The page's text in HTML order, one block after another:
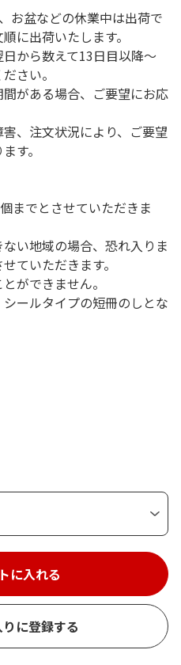
お盆などの休業中は出荷で
に出荷いたします。
から数えて13日目以降～
さい。
がある場合、ご要望にお応
、注文状況により、ご要望
す。
までとさせていただきま
い地域の場合、恐れ入りま
ていただきます。
ができません。
ールタイプの短冊のしとな
に入れる
に登録する